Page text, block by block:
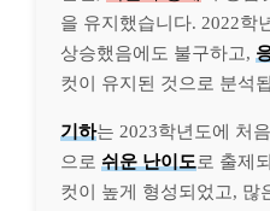
을 유지했습니다. 2022학
상승했음에도 불구하고,
컷이 유지된 것으로 분석
기하는 2023학년도에 처
으로 쉬운 난이도로 출제
컷이 높게 형성되었고, 많